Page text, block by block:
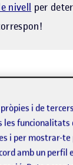
nivell per
de les
dia a dia,
el personal.
pròpies i de
funcionalitats
i per mostrar-
amb un perfil